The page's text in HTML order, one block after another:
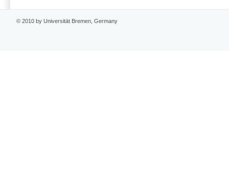
© 2010 by Universität Bremen, Germany